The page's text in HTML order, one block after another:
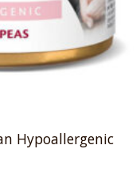
Hypoallergenic